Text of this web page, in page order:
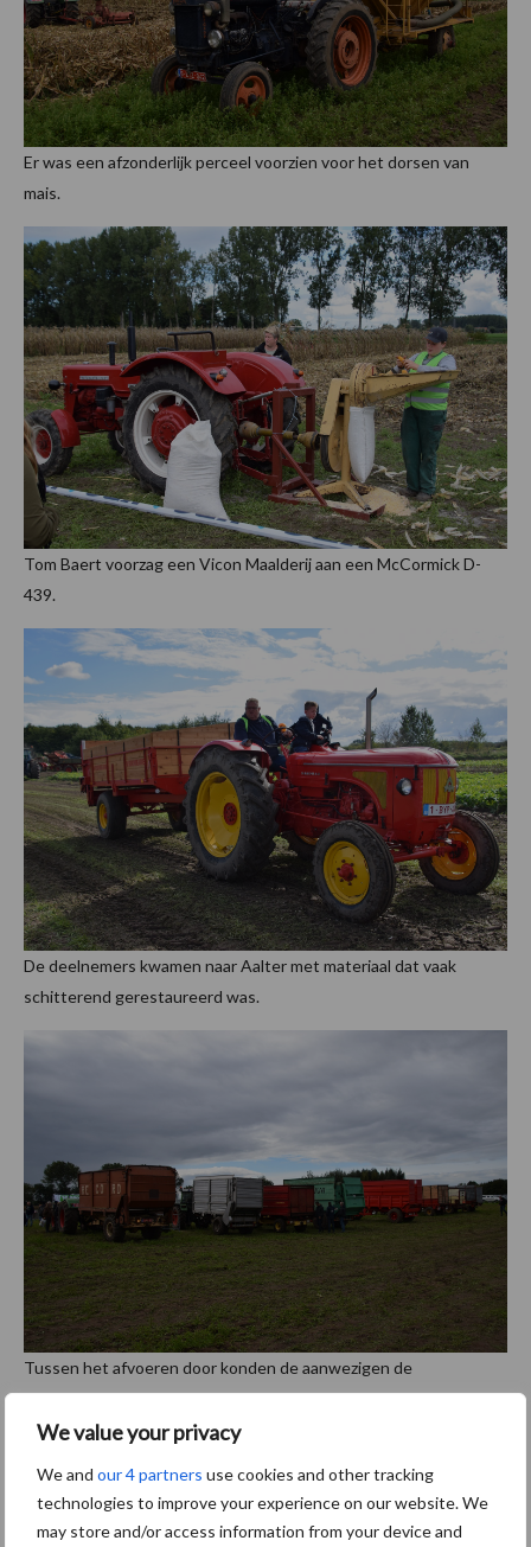
We value your privacy
We and our 4 partners use cookies and other tracking
technologies to improve your experience on our website. We
may store and/or access information from your device and
Er was een afzonderlijk perceel voorzien voor het dorsen van
mais.
Tom Baert voorzag een Vicon Maalderij aan een McCormick D-
439.
De deelnemers kwamen naar Aalter met materiaal dat vaak
schitterend gerestaureerd was.
Tussen het afvoeren door konden de aanwezigen de
afvoercombinaties van dichtbij bekijken.